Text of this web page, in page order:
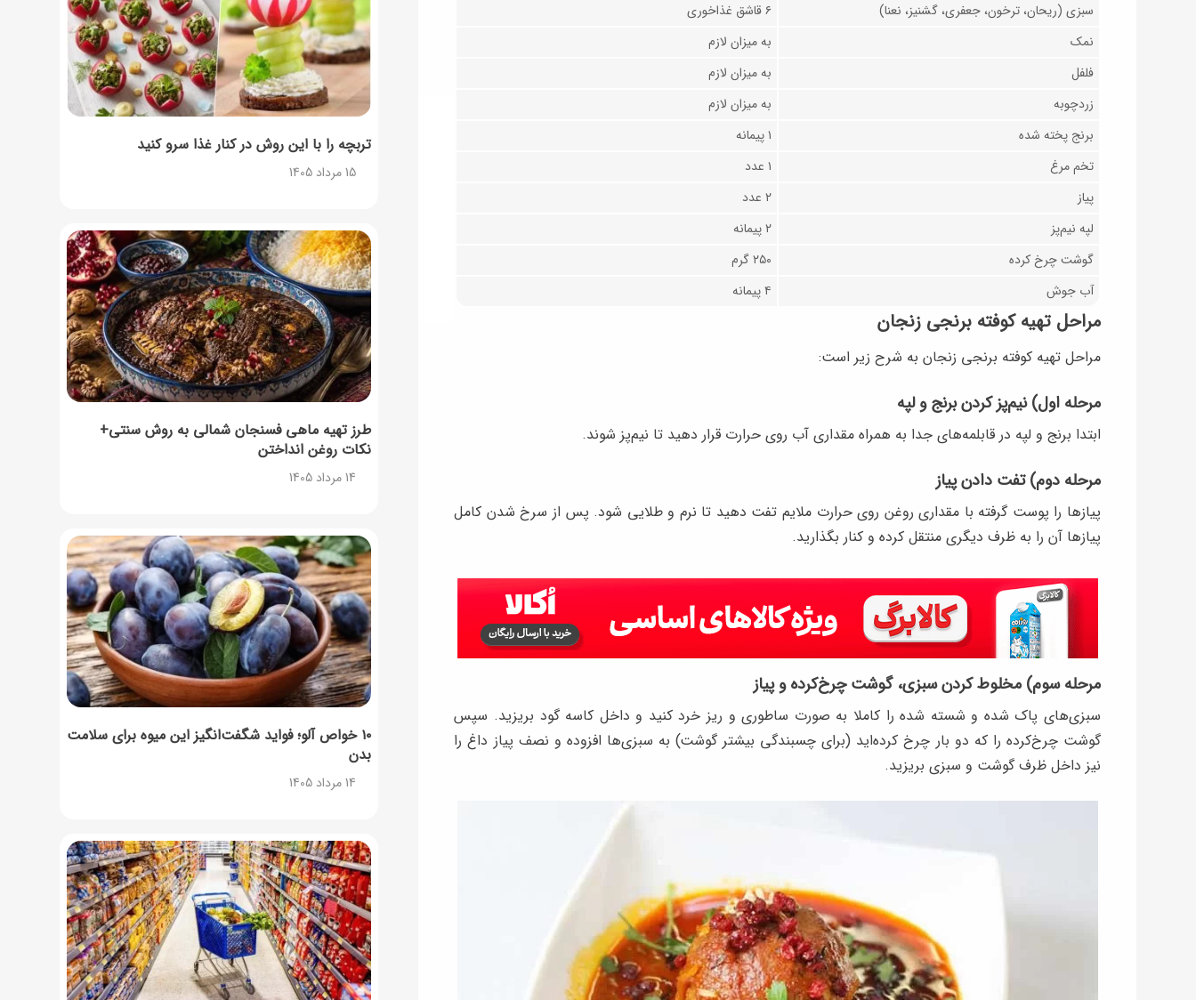
سبزی (ریحان، ترخون، جعفری، گشنیز، نعنا)
۶ قاشق غذاخوری
نمک
به میزان لازم
فلفل
به میزان لازم
زردچوبه
به میزان لازم
برنج پخته شده
۱ پیمانه
تخم مرغ
۱ عدد
پیاز
۲ عدد
لپه نیم‌پز
۲ پیمانه
گوشت چرخ کرده
۲۵۰ گرم
آب جوش
۴ پیمانه
مراحل تهیه کوفته‌ برنجی زنجان
مراحل تهیه کوفته‌ برنجی زنجان به شرح زیر است:
مرحله اول) نیم‌پز کردن برنج و لپه
ابتدا برنج و لپه در قابلمه‌های جدا به همراه مقداری آب روی حرارت قرار دهید تا نیم‌پز شوند.
مرحله دوم) تفت دادن پیاز
پیازها را پوست گرفته با مقداری روغن روی حرارت ملایم تفت دهید تا نرم و طلایی شود. پس از سرخ شدن کامل
پیازها آن را به ظرف دیگری منتقل کرده و کنار بگذارید.
مرحله سوم) مخلوط کردن سبزی، گوشت چرخ‌کرده و پیاز
سبزی‌های پاک شده و شسته شده را کاملا به صورت ساطوری و ریز خرد کنید و داخل کاسه گود بریزید. سپس
گوشت چرخ‌کرده را که دو بار چرخ کرده‌اید (برای چسبندگی بیشتر گوشت) به سبزی‌ها افزوده و نصف پیاز داغ را
نیز داخل ظرف گوشت و سبزی بریزید.
تربچه را با این روش در کنار غذا سرو کنید
15 مرداد 1405
طرز تهیه ماهی فسنجان شمالی به روش سنتی+
نکات روغن انداختن
14 مرداد 1405
۱۰ خواص آلو؛ فواید شگفت‌انگیز این میوه برای سلامت
بدن
14 مرداد 1405